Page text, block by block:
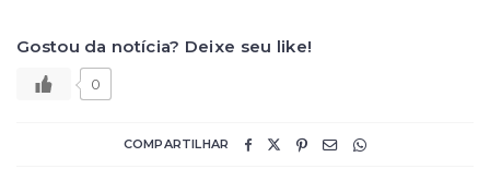
Gostou da notícia? Deixe seu like!
0
COMPARTILHAR